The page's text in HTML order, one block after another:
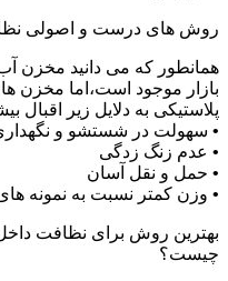
روش های درست و اصولی
همانطور که می دانید مخزن
بازار موجود است،اما مخزن
پلاستیکی به دلایل زیر اقبال
• سهولت در شستشو و
• عدم زنگ زدگی
• حمل و نقل آسان
• وزن کمتر نسبت به نمونه
بهترین روش برای نظافت داخل
چیست؟